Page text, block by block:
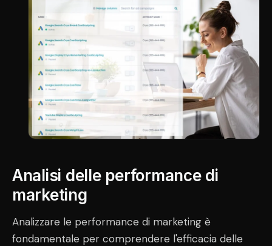
Analisi delle performance di
marketing
Analizzare le performance di marketing è
fondamentale per comprendere l'efficacia delle